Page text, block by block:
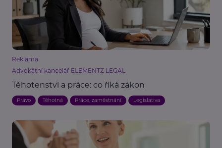
Reklama
Advokátní kancelář ELEMENTZ LEGAL
Těhotenství a práce: co říká zákon
Právo Těhotná Práce, zaměstnání Legislativa